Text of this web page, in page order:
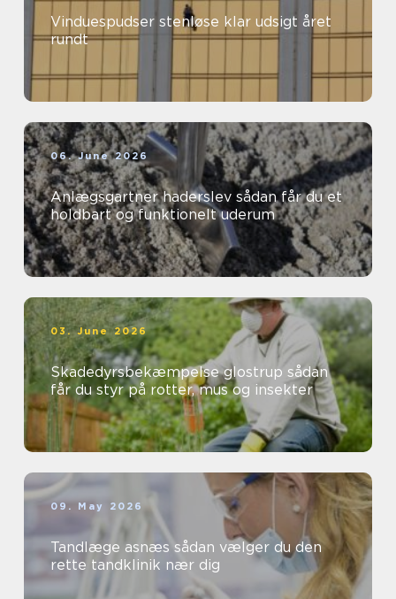
Vinduespudser stenløse klar udsigt året
rundt
06. June 2026
Anlægsgartner haderslev sådan får du et
holdbart og funktionelt uderum
03. June 2026
Skadedyrsbekæmpelse glostrup sådan
får du styr på rotter, mus og insekter
09. May 2026
Tandlæge asnæs sådan vælger du den
rette tandklinik nær dig